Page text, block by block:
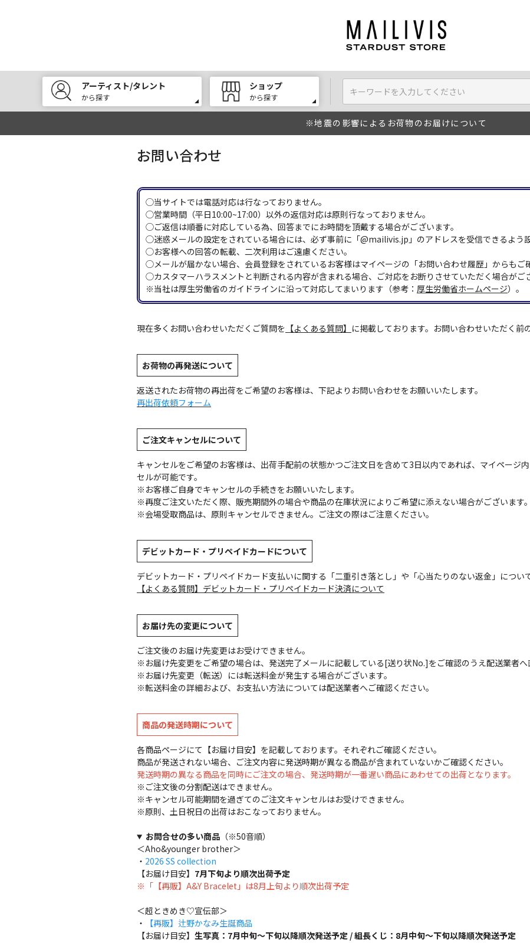
アーティスト/タレント
から探す
ショップ
から探す
※地震の影響によるお荷物のお届けについて
お問い合わせ
◯当サイトでは電話対応は行なっておりません。
◯営業時間（平日10:00~17:00）以外の返信対応は原則行なっておりません。
◯ご返信は順番に対応している為、回答までにお時間を頂戴する場合がございます。
◯迷惑メールの設定をされている場合には、必ず事前に「@mailivis.jp」のアドレスを受信できるよう
◯お客様への回答の転載、二次利用はご遠慮ください。
◯メールが届かない場合、会員登録をされているお客様はマイページの「お問い合わせ履歴」からもご
◯カスタマーハラスメントと判断される内容が含まれる場合、ご対応をお断りさせていただく場合がご
※当社は厚生労働省のガイドラインに沿って対応してまいります（参考： 厚生労働省ホームページ）。
現在多くお問い合わせいただくご質問を 【よくある質問】 に掲載しております。お問い合わせいただく前
お荷物の再発送について
返送されたお荷物の再出荷をご希望のお客様は、下記よりお問い合わせをお願いいたします。
再出荷依頼フォーム
ご注文キャンセルについて
キャンセルをご希望のお客様は、出荷手配前の状態かつご注文日を含めて3日以内であれば、マイページ
セルが可能です。
※お客様ご自身でキャンセルの手続きをお願いいたします。
※再度ご注文いただく際、販売期間外の場合や商品の在庫状況によりご希望に添えない場合がございます。
※会場受取商品は、原則キャンセルできません。ご注文の際はご注意ください。
デビットカード・プリペイドカードについて
デビットカード・プリペイドカード支払いに関する「二重引き落とし」や「心当たりのない返金」につい
【よくある質問】デビットカード・プリペイドカード決済について
お届け先の変更について
ご注文後のお届け先変更はお受けできません。
※お届け先変更をご希望の場合は、発送完了メールに記載している[送り状No.]をご確認のうえ配送業者へ
※お届け先変更（転送）には転送料金が発生する場合がございます。
※転送料金の詳細および、お支払い方法については配送業者へご確認ください。
商品の発送時期について
各商品ページにて【お届け目安】を記載しております。それぞれご確認ください。
商品が発送されない場合、ご注文内容に発送時期が異なる商品が含まれていないかご確認ください。
発送時期の異なる商品を同時にご注文の場合、発送時期が一番遅い商品にあわせての出荷となります。
※ご注文後の分割配送はできません。
※キャンセル可能期間を過ぎてのご注文キャンセルはお受けできません。
※原則、土日祝日の出荷はおこなっておりません。
お問合せの多い商品（※50音順）
＜Aho&younger brother＞
・ 2026 SS collection
【お届け目安】 7月下旬より順次出荷予定
※「【再販】A&Y Bracelet」は8月上旬より順次出荷予定
＜超ときめき♡宣伝部＞
・
【再販】辻野かなみ生誕商品
【お届け目安】 生写真：7月中旬～下旬以降順次発送予定 / 組長くじ：8月中旬～下旬以降順次発送予定